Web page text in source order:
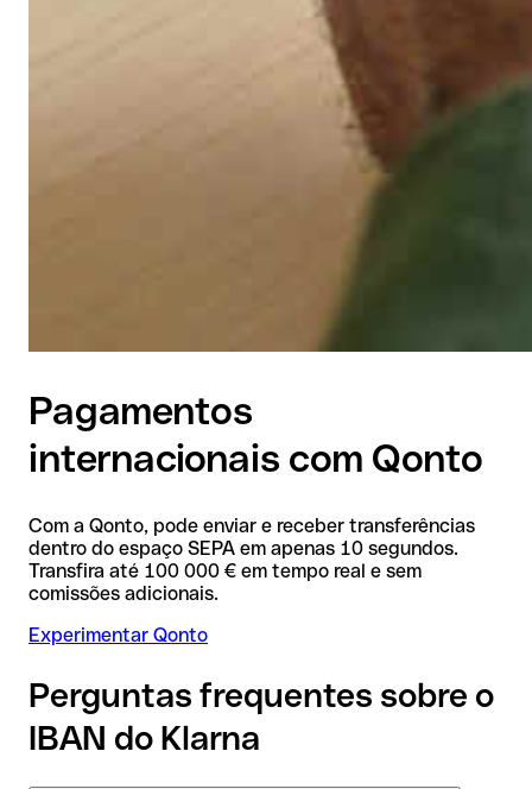
Pagamentos
internacionais com Qonto
Com a Qonto, pode enviar e receber transferências
dentro do espaço SEPA em apenas 10 segundos.
Transfira até 100 000 € em tempo real e sem
comissões adicionais.
Experimentar Qonto
Perguntas frequentes sobre o
IBAN do Klarna